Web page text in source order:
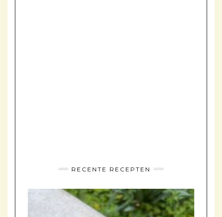
RECENTE RECEPTEN